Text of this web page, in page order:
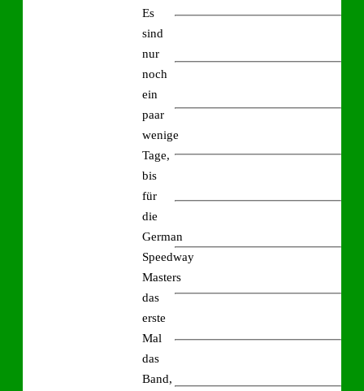
Es
sind
nur
noch
ein
paar
wenige
Tage,
bis
für
die
German
Speedway
Masters
das
erste
Mal
das
Band,